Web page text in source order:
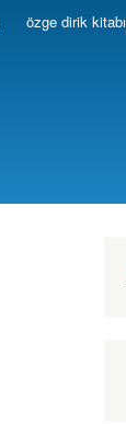
özge dirik kitabı